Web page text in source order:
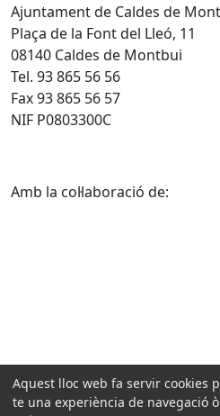
Ajuntament de Caldes de
Plaça de la Font del Lleó, 11
08140 Caldes de Montbui
Tel. 93 865 56 56
Fax 93 865 56 57
NIF P0803300C
Amb la col·laboració de:
Aquest lloc web fa servir cookies
te una experiència de navegació